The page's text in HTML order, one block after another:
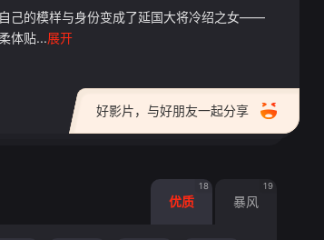
己的模样与身份变成了延国大将冷绍之女——
体贴...展开
好影片，与好朋友一起分享
优质
18
暴风
19